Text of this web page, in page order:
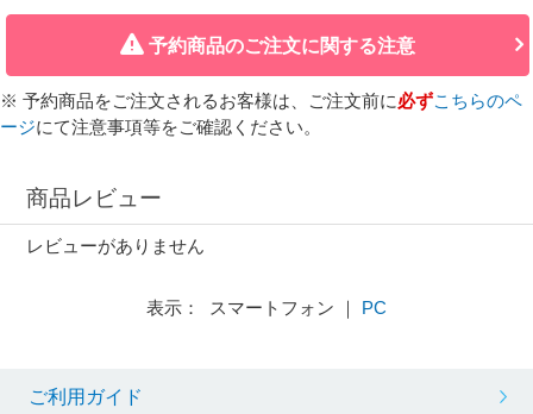
予約商品のご注文に関する注意
※ 予約商品をご注文されるお客様は、ご注文前に必ずこちらのペ
ージにて注意事項等をご確認ください。
商品レビュー
レビューがありません
表示： スマートフォン ｜ PC
ご利用ガイド